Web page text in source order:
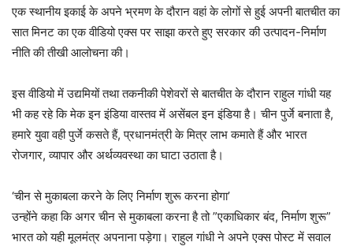
एक स्थानीय इकाई के अपने भ्रमण के दौरान वहां के लोगों से हुई अपनी बातचीत का
सात मिनट का एक वीडियो एक्स पर साझा करते हुए सरकार की उत्पादन-निर्माण
नीति की तीखी आलोचना की।
इस वीडियो में उद्यमियों तथा तकनीकी पेशेवरों से बातचीत के दौरान राहुल गांधी यह
भी कह रहे कि मेक इन इंडिया वास्तव में असेंबल इन इंडिया है। चीन पुर्जे बनाता है,
हमारे युवा वही पुर्जे कसते हैं, प्रधानमंत्री के मित्र लाभ कमाते हैं और भारत
रोजगार, व्यापार और अर्थव्यवस्था का घाटा उठाता है।
‘चीन से मुकाबला करने के लिए निर्माण शुरू करना होगा’
उन्होंने कहा कि अगर चीन से मुकाबला करना है तो ”एकाधिकार बंद, निर्माण शुरू”
भारत को यही मूलमंत्र अपनाना पड़ेगा। राहुल गांधी ने अपने एक्स पोस्ट में सवाल